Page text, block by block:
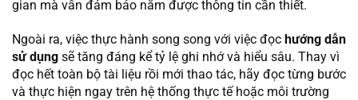
gian mà vẫn đảm bảo nắm được thông tin cần thiết.
Ngoài ra, việc thực hành song song với việc đọc hướng dẫn
sử dụng sẽ tăng đáng kể tỷ lệ ghi nhớ và hiểu sâu. Thay vì
đọc hết toàn bộ tài liệu rồi mới thao tác, hãy đọc từng bước
và thực hiện ngay trên hệ thống thực tế hoặc môi trường